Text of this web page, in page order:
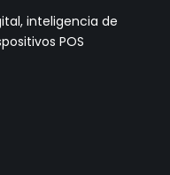
inteligencia de
POS